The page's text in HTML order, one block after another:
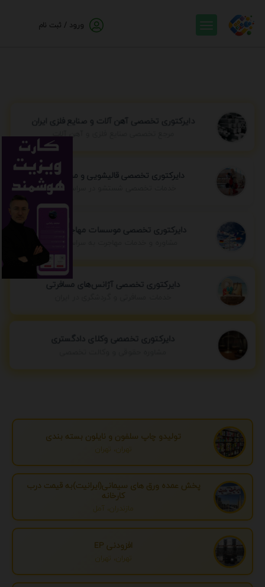
ورود / ثبت نام
دایرکتوری تخصصی آهن آلات و صنایع فلزی ایران
مرجع تخصصی صنایع فلزی و آهن آلات
دایرکتوری تخصصی قالیشویی و مبل شویی
خدمات تخصصی شستشو در سراسر ایران
دایرکتوری تخصصی موسسات مهاجرتی ایران
مشاوره و خدمات مهاجرت به سراسر جهان
دایرکتوری تخصصی آژانس‌های مسافرتی
دایرکتوری تخصصی وکلای دادگستری
تولیدو چاپ سلفون و نایلون بسته بندی
تهران، تهران
پخش عمده ورق های سیمانی(ایرانیت)به قیمت درب
کارخانه
مازندران، آمل
افزودنی EP
تهران، تهران